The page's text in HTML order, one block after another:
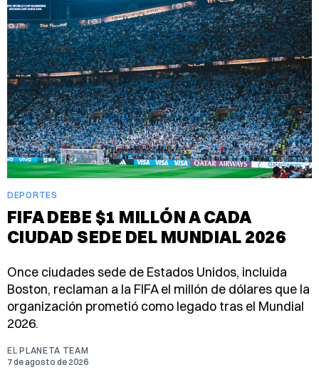
DEPORTES
FIFA DEBE $1 MILLÓN A CADA
CIUDAD SEDE DEL MUNDIAL 2026
Once ciudades sede de Estados Unidos, incluida
Boston, reclaman a la FIFA el millón de dólares que la
organización prometió como legado tras el Mundial
2026.
EL PLANETA TEAM
7 de agosto de 2026